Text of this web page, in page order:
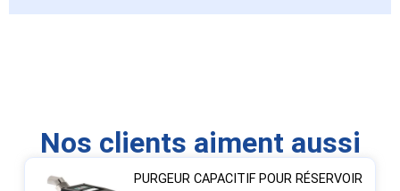
Nos clients aiment aussi
PURGEUR CAPACITIF POUR RÉSERVOIR